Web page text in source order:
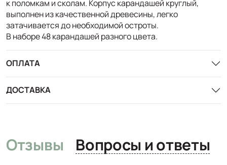
к поломкам и сколам. Корпус карандашей круглый,
выполнен из качественной древесины, легко
затачивается до необходимой остроты.
В наборе 48 карандашей разного цвета.
ОПЛАТА
ДОСТАВКА
Отзывы Вопросы и ответы